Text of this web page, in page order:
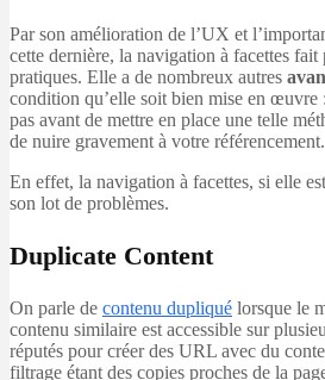
Par son amélioration de l’UX et
cette dernière, la navigation à facettes fait
pratiques. Elle a de nombreux autres
condition qu’elle soit bien mise en œuvre
pas avant de mettre en place une telle
de nuire gravement à votre référencement.
En effet, la navigation à facettes, si elle
son lot de problèmes.
Duplicate Content
On parle de contenu dupliqué lorsque le
contenu similaire est accessible sur
réputés pour créer des URL avec du
filtrage étant des copies proches de la